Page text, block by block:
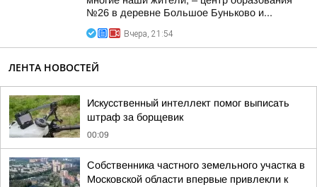
№26 в деревне Большое Буньково и...
Вчера, 21:54
ЛЕНТА НОВОСТЕЙ
Искусственный интеллект помог выписать
штраф за борщевик
00:09
Собственника частного земельного участка в
Московской области впервые привлекли к